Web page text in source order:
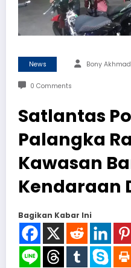
News Bony
0 Comments
Satlantas
Palangka
Kawasan
Kendaraan
Bagikan Kabar Ini